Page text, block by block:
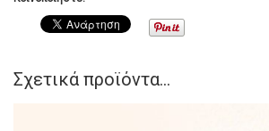
Σχετικά προϊόντα...